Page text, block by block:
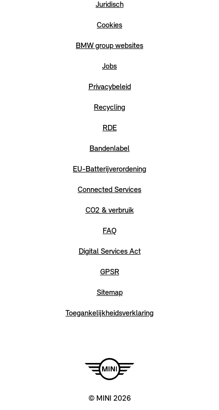
Juridisch
Cookies
BMW group websites
Jobs
Privacybeleid
Recycling
RDE
Bandenlabel
EU-Batterijverordening
Connected Services
CO2 & verbruik
FAQ
Digital Services Act
GPSR
Sitemap
Toegankelijkheidsverklaring
© MINI 2026